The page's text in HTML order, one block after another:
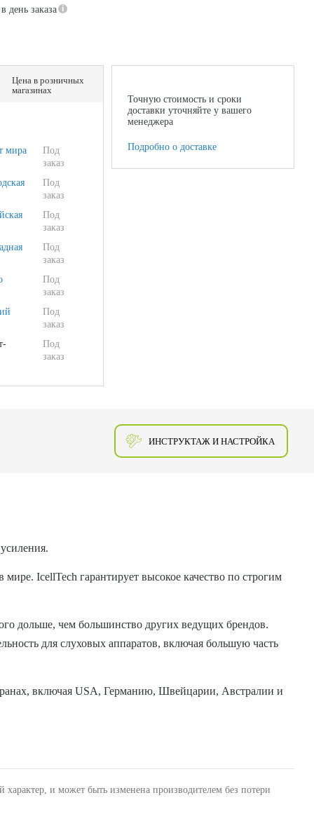
день заказа
Цена в розничных
магазинах
мира
Под
заказ
Под
заказ
Под
заказ
Под
заказ
Под
заказ
Под
заказ
Под
заказ
Точную стоимость и сроки
доставки уточняйте у вашего
менеджера
Подробно о доставке
ИНСТРУКТАЖ И НАСТРОЙКА
IcellTech гарантирует высокое качество по строгим
дольше, чем большинство других ведущих брендов.
для слуховых аппаратов, включая большую часть
включая USA, Германию, Швейцарии, Австралии и
и может быть изменена производителем без потери